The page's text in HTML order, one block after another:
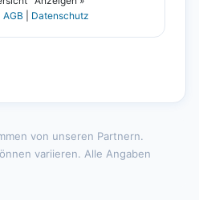
von unseren Partnern.
variieren. Alle Angaben